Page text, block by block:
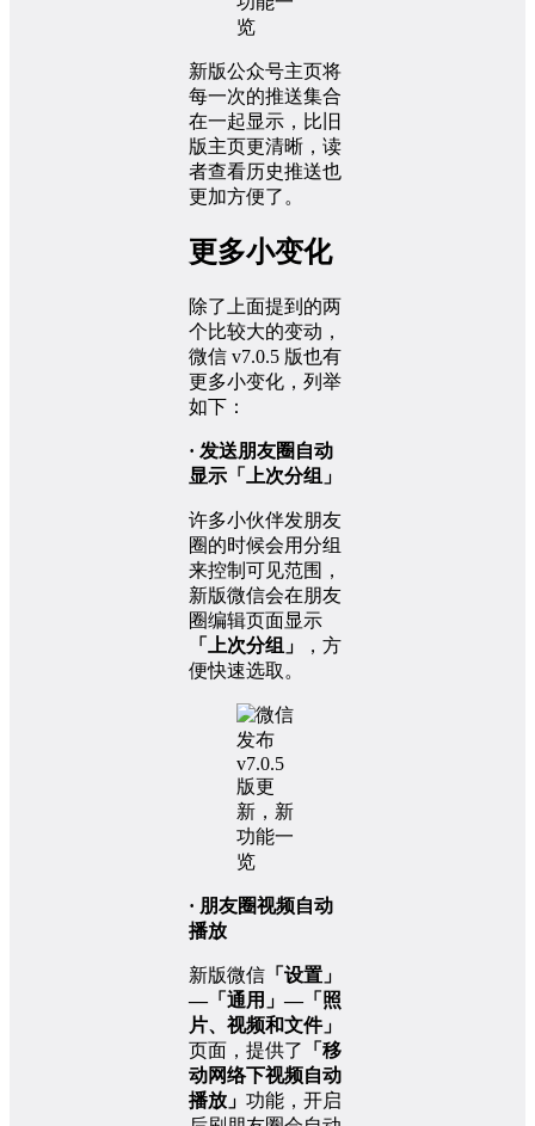
新版公众号主页将
每一次的推送集合
在一起显示，比旧
版主页更清晰，读
者查看历史推送也
更加方便了。
更多小变化
除了上面提到的两
个比较大的变动，
微信 v7.0.5 版也有
更多小变化，列举
如下：
· 发送朋友圈自动
显示「上次分组」
许多小伙伴发朋友
圈的时候会用分组
来控制可见范围，
新版微信会在朋友
圈编辑页面显示
「上次分组」
，方
便快速选取。
· 朋友圈视频自动
播放
新版微信 「设置」
—「通用」—「照
片、视频和文件」
页面，提供了
「移
动网络下视频自动
播放」 功能，开启